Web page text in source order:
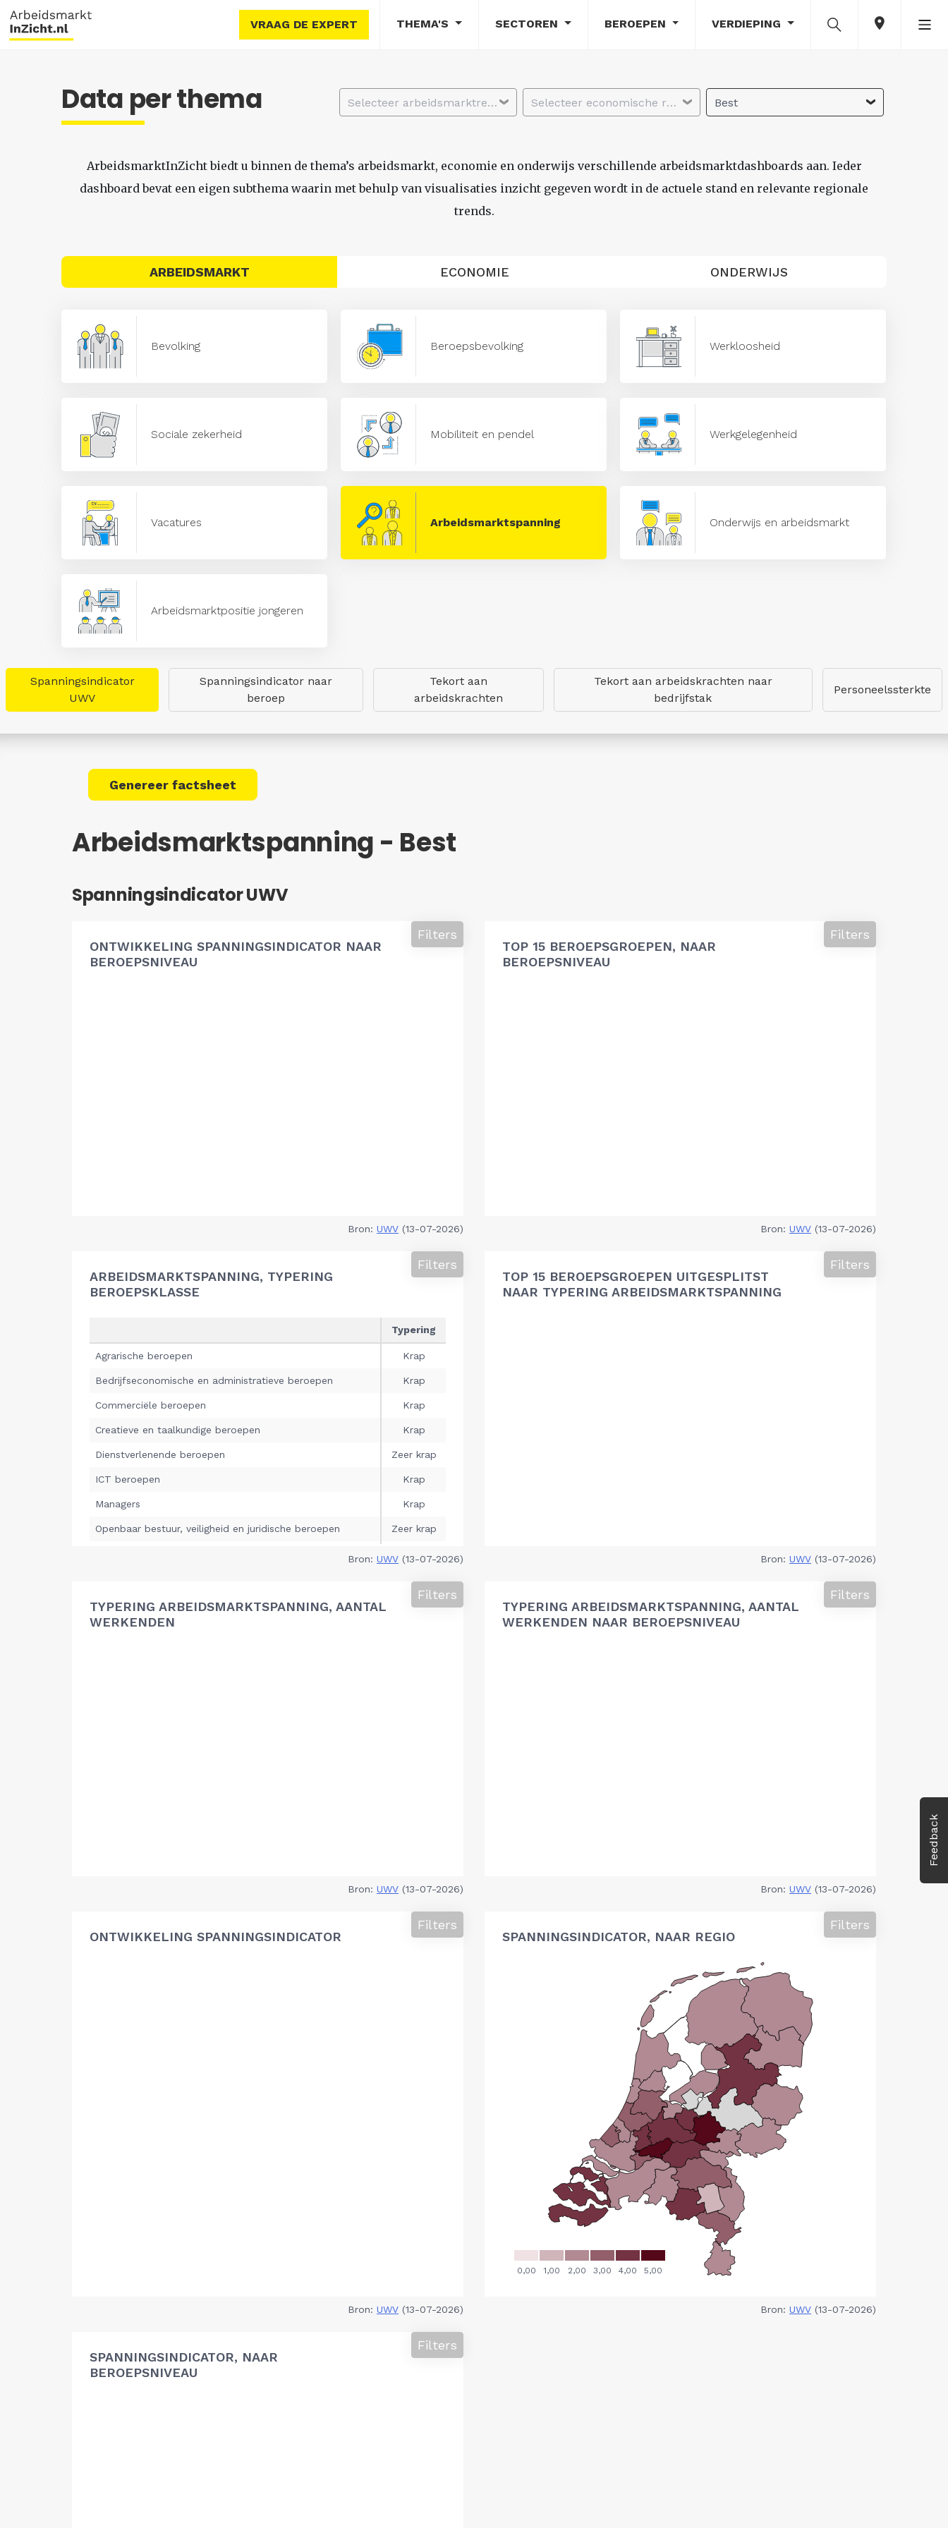
VRAAG DE EXPERT THEMA'S SECTOREN BEROEPEN VERDIEPING
Feedback
Data per thema Selecteer arbeidsmarktregio Selecteer economische regio Best
ArbeidsmarktInZicht biedt u binnen de thema’s arbeidsmarkt, economie en onderwijs verschillende arbeidsmarktdashboards aan. Ieder
dashboard bevat een eigen subthema waarin met behulp van visualisaties inzicht gegeven wordt in de actuele stand en relevante regionale
trends.
ARBEIDSMARKT ECONOMIE ONDERWIJS
Bevolking Beroepsbevolking Werkloosheid
Sociale zekerheid Mobiliteit en pendel Werkgelegenheid
Vacatures Arbeidsmarktspanning Onderwijs en arbeidsmarkt
Arbeidsmarktpositie jongeren
Spanningsindicator
UWV
Spanningsindicator naar
beroep
Tekort aan
arbeidskrachten
Tekort aan arbeidskrachten naar
bedrijfstak
Personeelssterkte
Genereer factsheet
Arbeidsmarktspanning - Best
Spanningsindicator UWV
ONTWIKKELING SPANNINGSINDICATOR NAAR
BEROEPSNIVEAU
Filters
Bron: UWV (13-07-2026)
TOP 15 BEROEPSGROEPEN, NAAR
BEROEPSNIVEAU
Filters
Bron: UWV (13-07-2026)
ARBEIDSMARKTSPANNING, TYPERING
BEROEPSKLASSE
Filters
Bron: UWV (13-07-2026)
TOP 15 BEROEPSGROEPEN UITGESPLITST
NAAR TYPERING ARBEIDSMARKTSPANNING
Filters
Bron: UWV (13-07-2026)
TYPERING ARBEIDSMARKTSPANNING, AANTAL
WERKENDEN
Filters
Bron: UWV (13-07-2026)
TYPERING ARBEIDSMARKTSPANNING, AANTAL
WERKENDEN NAAR BEROEPSNIVEAU
Filters
Bron: UWV (13-07-2026)
ONTWIKKELING SPANNINGSINDICATOR
Filters
Bron: UWV (13-07-2026)
SPANNINGSINDICATOR, NAAR REGIO
Filters
Bron: UWV (13-07-2026)
SPANNINGSINDICATOR, NAAR
BEROEPSNIVEAU
Filters